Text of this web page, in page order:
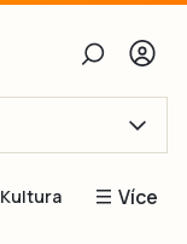
Kultura Více